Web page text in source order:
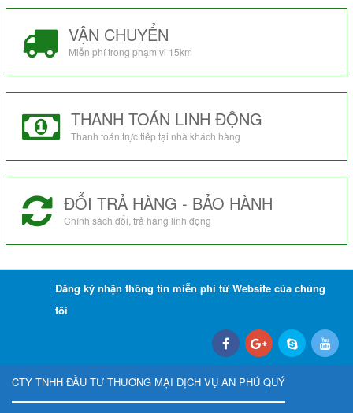
VẬN CHUYỂN
Miễn phí trong phạm vi 15km
THANH TOÁN LINH ĐỘNG
Thanh toán trực tiếp tại nhà khách hàng
ĐỔI TRẢ HÀNG - BẢO HÀNH
Chính sách đổi, trả hàng linh động
Đăng ký nhận thông tin miễn phí từ Website của chúng
tôi
CTY TNHH ĐẦU TƯ THƯƠNG MẠI DỊCH VỤ AN PHÚ QUÝ